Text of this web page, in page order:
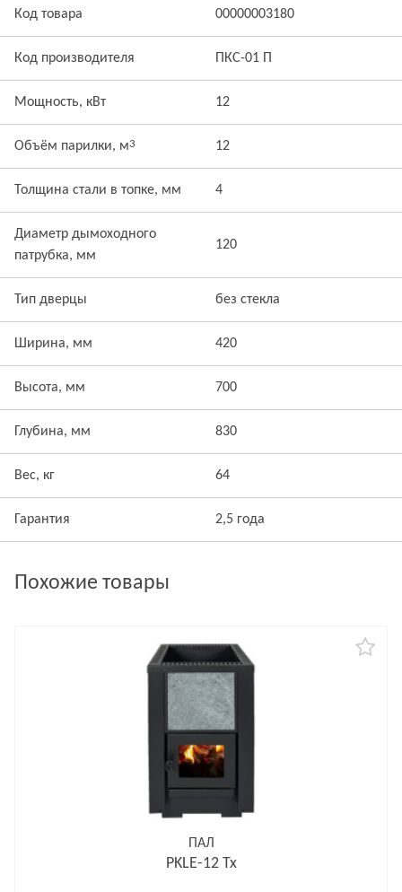
Код товара 00000003180
Код производителя ПКС-01 П
Мощность, кВт 12
Объём парилки, м3 12
Толщина стали в топке, мм 4
Диаметр дымоходного
патрубка, мм
120
Тип дверцы без стекла
Ширина, мм 420
Высота, мм 700
Глубина, мм 830
Вес, кг 64
Гарантия 2,5 года
Похожие товары
ПАЛ
PKLE-12 Tx